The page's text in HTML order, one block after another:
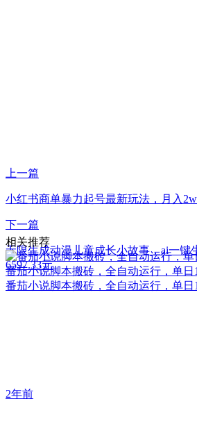
上一篇
小红书商单暴力起号最新玩法，月入
下一篇
无限生成动漫儿童成长小故事，ai一键
6597.33元
相关推荐
番茄小说脚本搬砖，全自动运行，单日
番茄小说脚本搬砖，全自动运行，单日
2年前